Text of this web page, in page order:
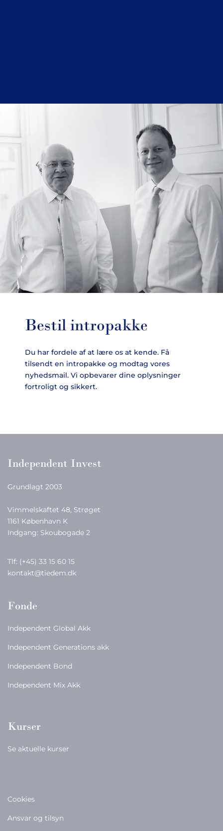
Bestil intropakke
Du har fordele af at lære os at kende. Få
tilsendt en intropakke og modtag vores
nyhedsmail. Vi opbevarer dine oplysninger
fortroligt og sikkert.
Independent Invest
Grundlagt 2003
Vimmelskaftet 48, Strøget
1161 København K
Indgang: Skoubogade 2
Tlf: (+45) 33 15 60 15
kontakt@tiedem.dk
Fonde
Independent Global Akk
Independent Generations akk
Independent Bond
Independent Mix Akk
Kurser
Se aktuelle kurser
Cookies
Ansvar og tilsyn